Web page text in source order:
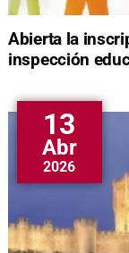
Abierta la
inspección
13
Abr
2026